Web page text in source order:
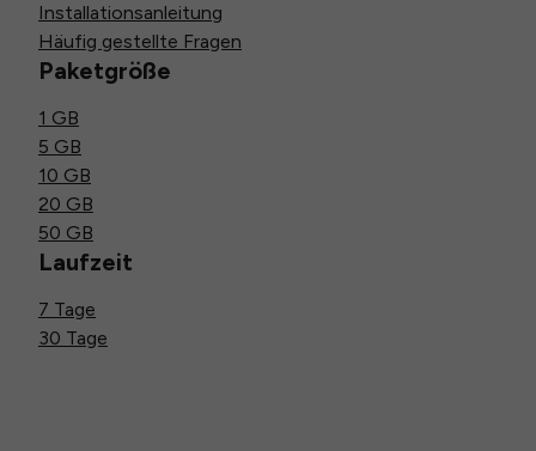
Installationsanleitung
Häufig gestellte Fragen
Paketgröße
1 GB
5 GB
10 GB
20 GB
50 GB
Laufzeit
7 Tage
30 Tage